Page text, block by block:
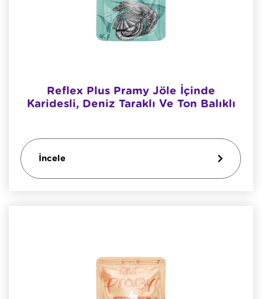
Reflex Plus Pramy Jöle İçinde
Karidesli, Deniz Taraklı Ve Ton Balıklı
İncele